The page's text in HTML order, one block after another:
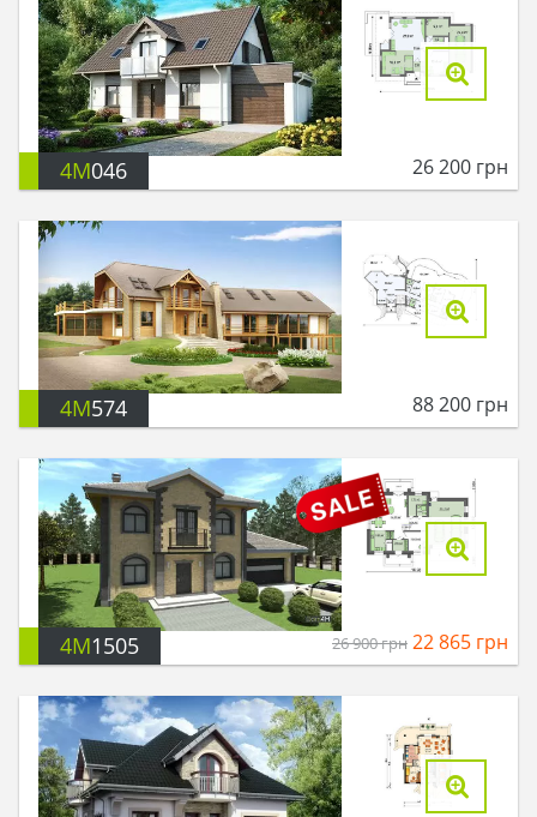
4M046 26 200 грн
4M574 88 200 грн
4M1505 26 900грн 22 865 грн